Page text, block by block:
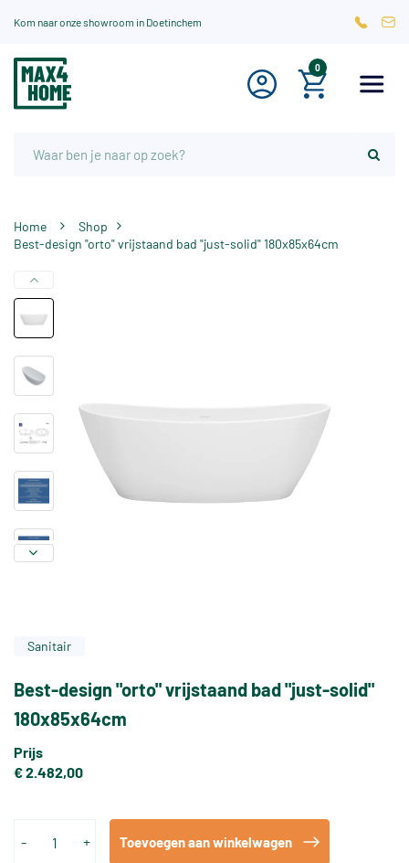
Kom naar onze showroom in Doetinchem
0
Home
Shop
Best-design "orto" vrijstaand bad "just-solid" 180x85x64cm
Sanitair
Best-design "orto" vrijstaand bad "just-solid"
180x85x64cm
Prijs
€ 2.482,00
- + Toevoegen aan winkelwagen